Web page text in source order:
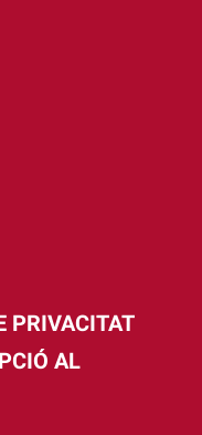
PRIVACITAT
AL